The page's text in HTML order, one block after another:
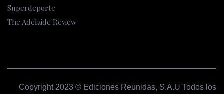
Superdeporte
The Adelaide Review
Copyright 2023 © Ediciones Reunidas, S.A.U Todos los